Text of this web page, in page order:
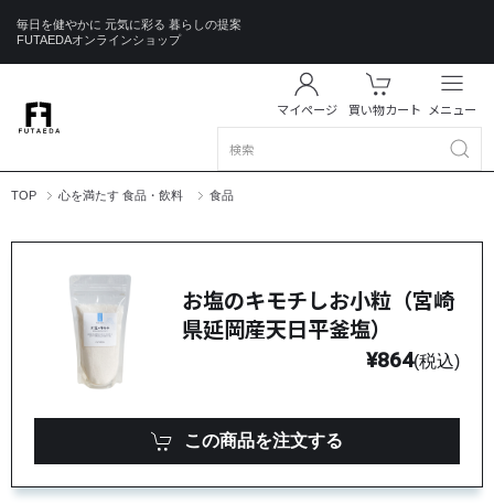
毎日を健やかに 元気に彩る 暮らしの提案
FUTAEDAオンラインショップ
マイページ 買い物カート メニュー
TOP 心を満たす 食品・飲料 食品
お塩のキモチしお小粒（宮崎
県延岡産天日平釜塩）
¥864(税込)
この商品を注文する